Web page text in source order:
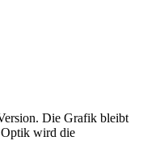
Die Grafik bleibt
wird die